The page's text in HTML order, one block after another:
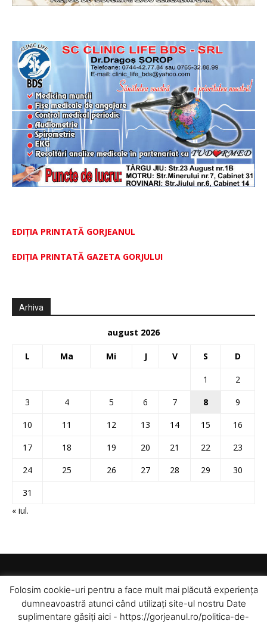
EDIȚIA PRINTATĂ GORJEANUL
EDIŢIA PRINTATĂ GAZETA GORJULUI
Arhiva
august 2026
L Ma Mi J V S D
1
2
3
4 5 6 7 8
9
10
11 12 13 14 15
16
17
18 19 20 21 22
23
24
25 26 27 28 29
30
31
« iul.
Folosim cookie-uri pentru a face mult mai plăcută experiența
dumneavoastră atunci când utilizați site-ul nostru Date
suplimentare găsiți aici - https://gorjeanul.ro/politica-de-